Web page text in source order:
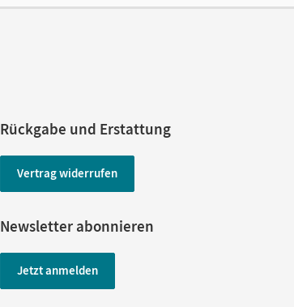
Rückgabe und Erstattung
Vertrag widerrufen
Newsletter abonnieren
Jetzt anmelden